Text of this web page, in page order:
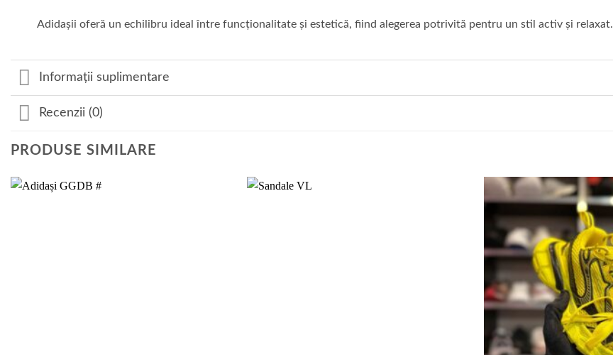
Adidașii oferă un echilibru ideal între funcționalitate și estetică, fiind alegerea potrivită pentru un stil activ și relaxat.
Informații suplimentare
Recenzii (0)
PRODUSE SIMILARE